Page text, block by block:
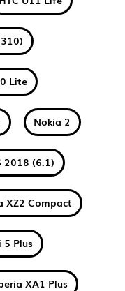
Lite
Nokia 2
2018 (6.1)
XZ2 Compact
5 Plus
XA1 Plus